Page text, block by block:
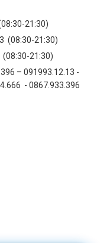
21:30)
(08:30-21:30)
(08:30-21:30)
– 091993.12.13 -
- 0867.933.396